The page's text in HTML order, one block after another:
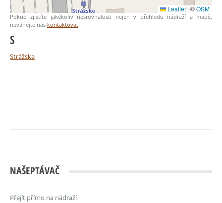
Leaflet | ©OSM
Pokud zjistíte jakékoliv nesrovnalosti nejen v přehledu nádraží a mapě,
neváhejte nás kontaktovat!
S
Strážske
NAŠEPTÁVAČ
Přejít přímo na nádraží